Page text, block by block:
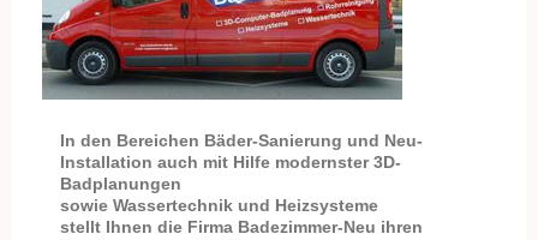
In den Bereichen Bäder-Sanierung und Neu-
Installation auch mit Hilfe modernster 3D-
Badplanungen
sowie Wassertechnik und Heizsysteme
stellt Ihnen die Firma Badezimmer-Neu ihren